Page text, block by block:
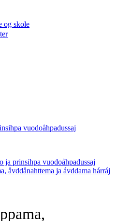
og skole
vuodoåhpadussaj
ja prinsihpa vuodoåhpadussaj
åvddånahttema ja ávddama hárráj